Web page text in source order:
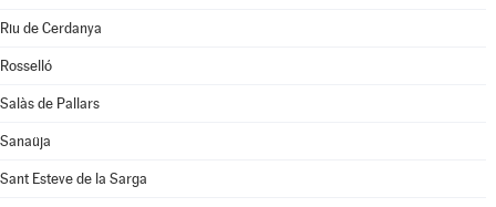
Riu de Cerdanya
Rosselló
Salàs de Pallars
Sanaüja
Sant Esteve de la Sarga